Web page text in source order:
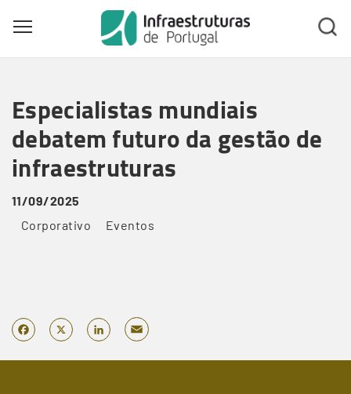
main
content
Toggle main menu visibility
Especialistas mundiais
debatem futuro da gestão de
infraestruturas
11/09/2025
Corporativo
Eventos
Facebook
X LinkedIn